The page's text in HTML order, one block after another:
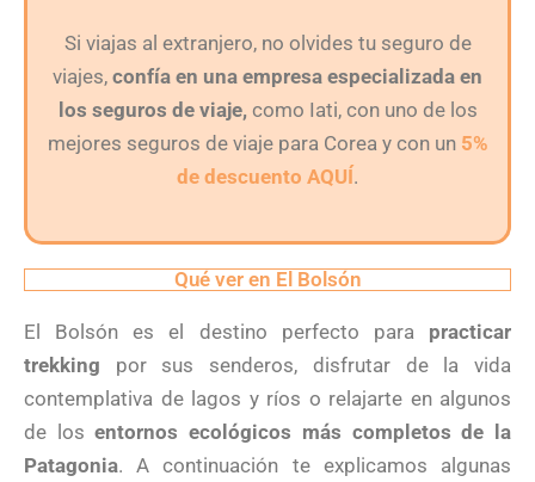
Si viajas al extranjero, no olvides tu seguro de
viajes, confía en una empresa especializada en
los seguros de viaje,como Iati, con uno de los
mejores seguros de viaje para Corea y con un 5%
de descuento AQUÍ.
Qué ver en El Bolsón
El Bolsón es el destino perfecto para practicar
trekking por sus senderos, disfrutar de la vida
contemplativa de lagos y ríos o relajarte en algunos
de losentornos ecológicos más completos de la
Patagonia. A continuación te explicamos algunas